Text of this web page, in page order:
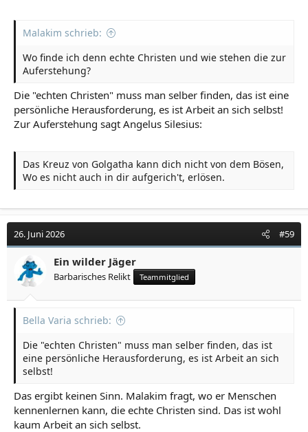
Malakim schrieb:
Wo finde ich denn echte Christen und wie stehen die zur
Auferstehung?
Die "echten Christen" muss man selber finden, das ist eine
persönliche Herausforderung, es ist Arbeit an sich selbst!
Zur Auferstehung sagt Angelus Silesius:
Das Kreuz von Golgatha kann dich nicht von dem Bösen,
Wo es nicht auch in dir aufgerich't, erlösen.
26. Juni 2026 #59
Ein wilder Jäger
Barbarisches Relikt Teammitglied
Bella Varia schrieb:
Die "echten Christen" muss man selber finden, das ist
eine persönliche Herausforderung, es ist Arbeit an sich
selbst!
Das ergibt keinen Sinn. Malakim fragt, wo er Menschen
kennenlernen kann, die echte Christen sind. Das ist wohl
kaum Arbeit an sich selbst.